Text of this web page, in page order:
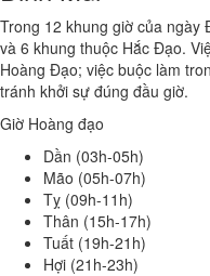
Trong 12 khung giờ của ngày
và 6 khung thuộc Hắc Đạo.
Hoàng Đạo; việc buộc làm
tránh khởi sự đúng đầu giờ.
Giờ Hoàng đạo
Dần (03h-05h)
Mão (05h-07h)
Tỵ (09h-11h)
Thân (15h-17h)
Tuất (19h-21h)
Hợi (21h-23h)